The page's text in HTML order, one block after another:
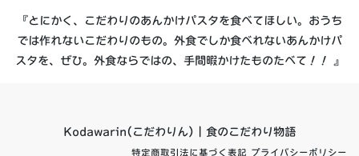
『とにかく、こだわりのあんかけパスタを食べてほしい。おうち
では作れないこだわりのもの。外食でしか食べれないあんかけパ
スタを、ぜひ。外食ならではの、手間暇かけたものたべて！！ 』
Kodawarin(こだわりん) | 食のこだわり物語
特定商取引法に基づく表記 プライバシーポリシー